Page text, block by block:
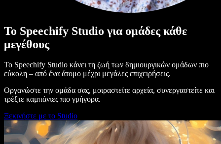
Το Speechify Studio για ομάδες κάθε
μεγέθους
Το Speechify Studio κάνει τη ζωή των δημιουργικών ομάδων πιο
εύκολη – από ένα άτομο μέχρι μεγάλες επιχειρήσεις.
Οργανώστε την ομάδα σας, μοιραστείτε αρχεία, συνεργαστείτε και
τρέξτε καμπάνιες πιο γρήγορα.
Ξεκινήστε με το Studio